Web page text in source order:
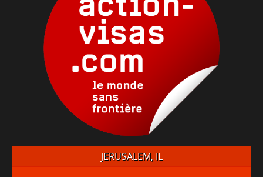
JERUSALEM, IL